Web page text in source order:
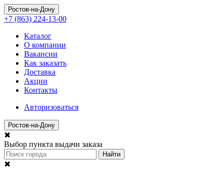
Ростов-на-Дону
+7 (863) 224-13-00
Каталог
О компании
Вакансии
Как заказать
Доставка
Акции
Контакты
Авторизоваться
Ростов-на-Дону
✖
Выбор пункта выдачи заказа
Найти
✖